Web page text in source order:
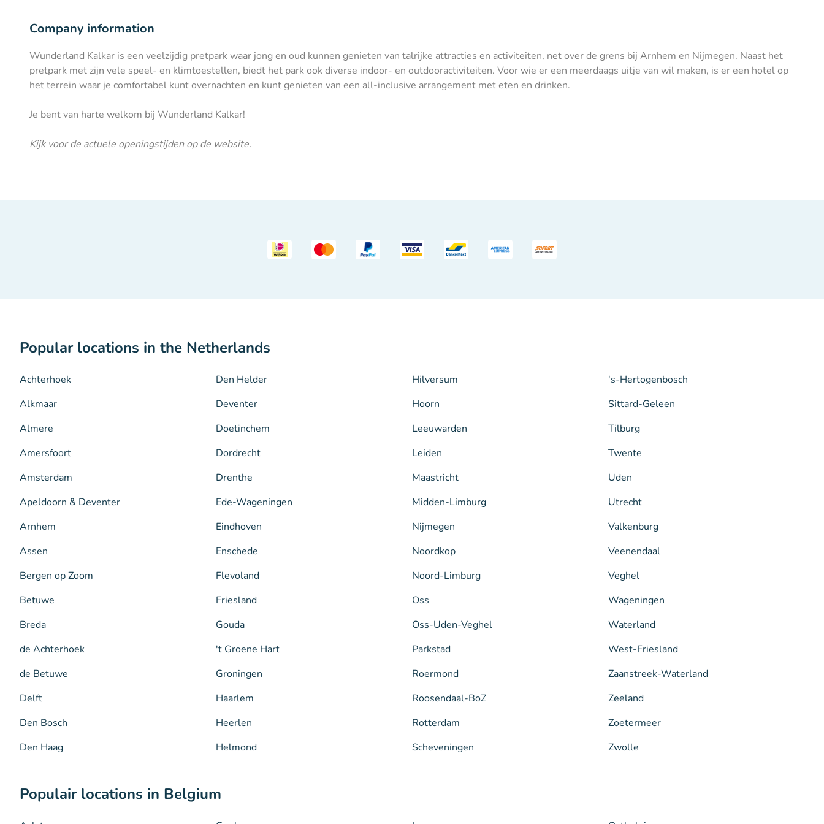
Company information
Wunderland Kalkar is een veelzijdig pretpark waar jong en oud kunnen genieten van talrijke attracties en activiteiten, net over de grens bij Arnhem en Nijmegen. Naast het
pretpark met zijn vele speel- en klimtoestellen, biedt het park ook diverse indoor- en outdooractiviteiten. Voor wie er een meerdaags uitje van wil maken, is er een hotel op
het terrein waar je comfortabel kunt overnachten en kunt genieten van een all-inclusive arrangement met eten en drinken.
Je bent van harte welkom bij Wunderland Kalkar!
Kijk voor de actuele openingstijden op de website.
Popular locations in the Netherlands
Achterhoek
Alkmaar
Almere
Amersfoort
Amsterdam
Apeldoorn & Deventer
Arnhem
Assen
Bergen op Zoom
Betuwe
Breda
de Achterhoek
de Betuwe
Delft
Den Bosch
Den Haag
Den Helder
Deventer
Doetinchem
Dordrecht
Drenthe
Ede-Wageningen
Eindhoven
Enschede
Flevoland
Friesland
Gouda
't Groene Hart
Groningen
Haarlem
Heerlen
Helmond
Hilversum
Hoorn
Leeuwarden
Leiden
Maastricht
Midden-Limburg
Nijmegen
Noordkop
Noord-Limburg
Oss
Oss-Uden-Veghel
Parkstad
Roermond
Roosendaal-BoZ
Rotterdam
Scheveningen
's-Hertogenbosch
Sittard-Geleen
Tilburg
Twente
Uden
Utrecht
Valkenburg
Veenendaal
Veghel
Wageningen
Waterland
West-Friesland
Zaanstreek-Waterland
Zeeland
Zoetermeer
Zwolle
Populair locations in Belgium